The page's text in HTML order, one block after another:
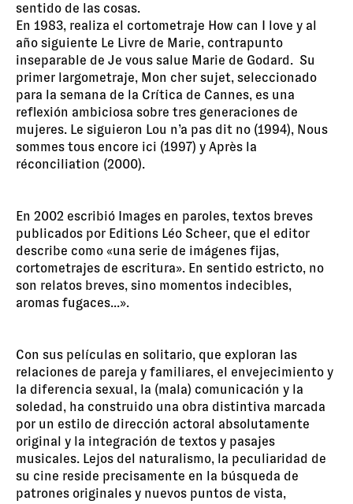
sentido de las cosas.
En 1983, realiza el cortometraje How can I love y al
año siguiente Le Livre de Marie, contrapunto
inseparable de Je vous salue Marie de Godard. Su
primer largometraje, Mon cher sujet, seleccionado
para la semana de la Crítica de Cannes, es una
reflexión ambiciosa sobre tres generaciones de
mujeres. Le siguieron Lou n’a pas dit no (1994), Nous
sommes tous encore ici (1997) y Après la
réconciliation (2000).
En 2002 escribió Images en paroles, textos breves
publicados por Editions Léo Scheer, que el editor
describe como «una serie de imágenes fijas,
cortometrajes de escritura». En sentido estricto, no
son relatos breves, sino momentos indecibles,
aromas fugaces...».
Con sus películas en solitario, que exploran las
relaciones de pareja y familiares, el envejecimiento y
la diferencia sexual, la (mala) comunicación y la
soledad, ha construido una obra distintiva marcada
por un estilo de dirección actoral absolutamente
original y la integración de textos y pasajes
musicales. Lejos del naturalismo, la peculiaridad de
su cine reside precisamente en la búsqueda de
patrones originales y nuevos puntos de vista,